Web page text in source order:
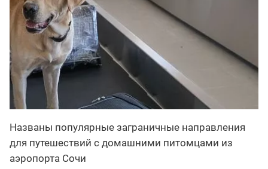
Названы популярные заграничные направления
для путешествий с домашними питомцами из
аэропорта Сочи